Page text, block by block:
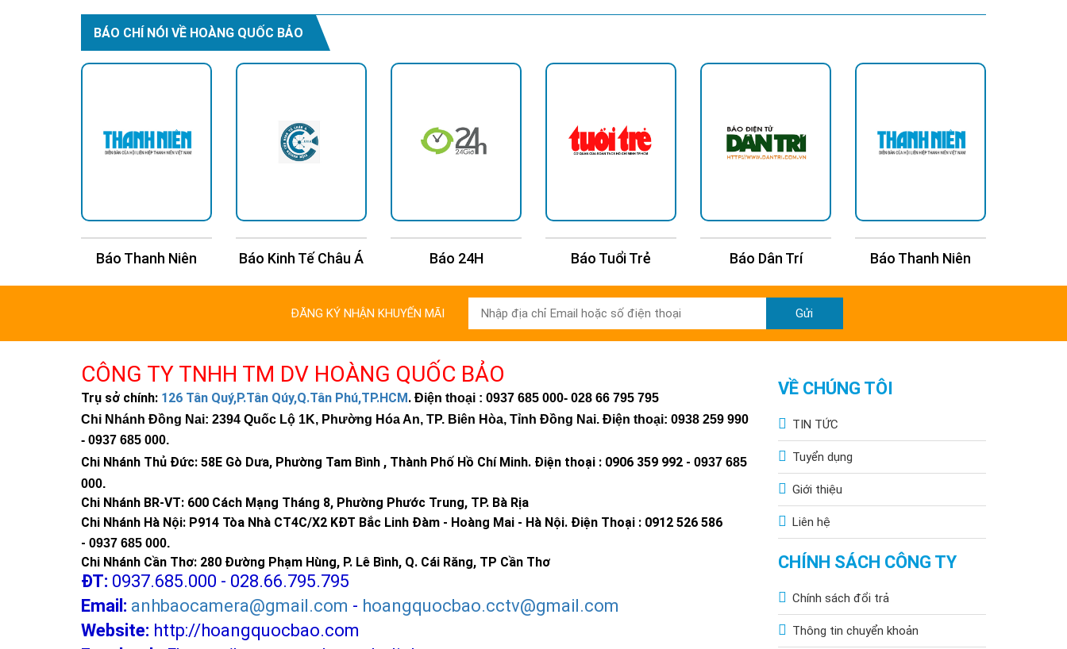
BÁO CHÍ NÓI VỀ HOÀNG QUỐC BẢO
Báo Thanh Niên Báo Kinh Tế Châu Á Báo 24H Báo Tuổi Trẻ Báo Dân Trí Báo Thanh Niên
ĐĂNG KÝ NHẬN KHUYẾN MÃI Gửi
CÔNG TY TNHH TM DV HOÀNG QUỐC BẢO
Trụ sở chính: 126 Tân Quý,P.Tân Qúy,Q.Tân Phú,TP.HCM. Điện thoại : 0937 685 000- 028 66 795 795
Chi Nhánh Đồng Nai: 2394 Quốc Lộ 1K, Phường Hóa An, TP. Biên Hòa, Tỉnh Đồng Nai. Điện thoại: 0938 259 990
- 0937 685 000.
Chi Nhánh Thủ Đức: 58E Gò Dưa, Phường Tam Bình , Thành Phố Hồ Chí Minh. Điện thoại : 0906 359 992 - 0937 685
000.
Chi Nhánh BR-VT: 600 Cách Mạng Tháng 8, Phường Phước Trung, TP. Bà Rịa
Chi Nhánh Hà Nội: P914 Tòa Nhà CT4C/X2 KĐT Bắc Linh Đàm - Hoàng Mai - Hà Nội. Điện Thoại : 0912 526 586
- 0937 685 000.
Chi Nhánh Cần Thơ: 280 Đường Phạm Hùng, P. Lê Bình, Q. Cái Răng, TP Cần Thơ
ĐT: 0937.685.000 - 028.66.795.795
Email: anhbaocamera@gmail.com - hoangquocbao.cctv@gmail.com
Website: http://hoangquocbao.com
VỀ CHÚNG TÔI
TIN TỨC
Tuyển dụng
Giới thiệu
Liên hệ
CHÍNH SÁCH CÔNG TY
Chính sách đổi trả
Thông tin chuyển khoản